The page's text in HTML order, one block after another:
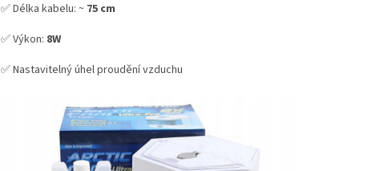
✅ Délka kabelu: ~ 75 cm
✅ Výkon: 8W
✅ Nastavitelný úhel proudění vzduchu